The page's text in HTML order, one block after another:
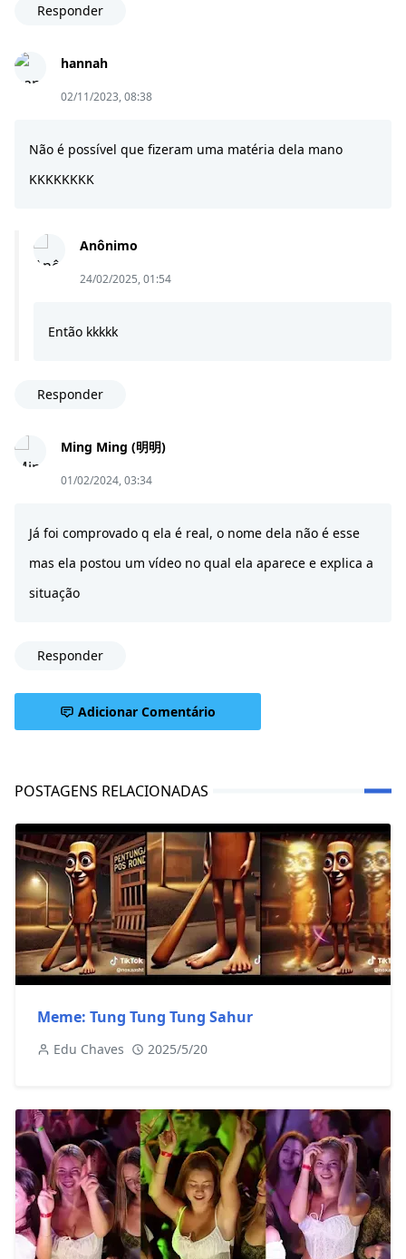
Responder
hannah
02/11/2023, 08:38
Não é possível que fizeram uma matéria dela mano
KKKKKKKK
Anônimo
24/02/2025, 01:54
Então kkkkk
Responder
Ming Ming (明明)
01/02/2024, 03:34
Já foi comprovado q ela é real, o nome dela não é esse
mas ela postou um vídeo no qual ela aparece e explica a
situação
Responder
Adicionar Comentário
POSTAGENS RELACIONADAS
Meme: Tung Tung Tung Sahur
Edu Chaves 2025/5/20